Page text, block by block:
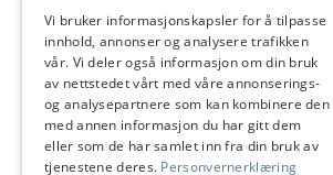
Informasjon
Salgsbetingelser
Frakt og levering
Angrerett
Reklamasjon
ENGLISH
Vi bruker informasjonskapsler for å tilpasse
innhold, annonser og analysere trafikken
vår. Vi deler også informasjon om din bruk
av nettstedet vårt med våre annonserings-
og analysepartnere som kan kombinere den
med annen informasjon du har gitt dem
eller som de har samlet inn fra din bruk av
tjenestene deres. Personvernerklæring